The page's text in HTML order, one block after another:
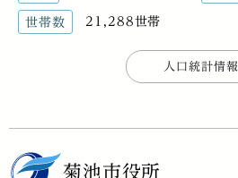
世帯数 21,288世帯
人口統計情報
菊池市役所